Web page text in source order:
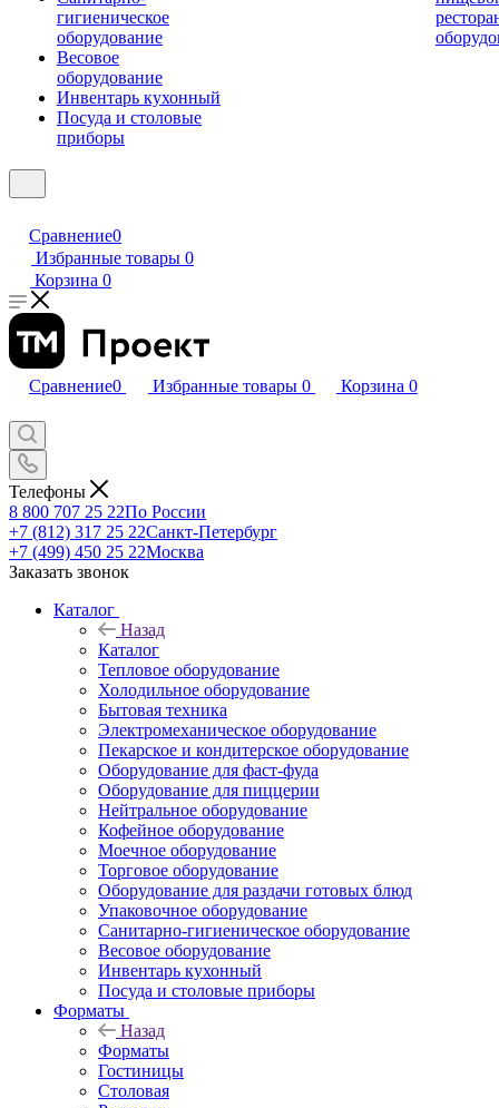
гигиеническое
оборудование
Весовое
оборудование
Инвентарь кухонный
Посуда и столовые
приборы
Сравнение0
Избранные товары 0
Корзина 0
Сравнение0 Избранные товары 0 Корзина 0
Телефоны
8 800 707 25 22По России
+7 (812) 317 25 22Санкт-Петербург
+7 (499) 450 25 22Москва
Заказать звонок
Каталог
Назад
Каталог
Тепловое оборудование
Холодильное оборудование
Бытовая техника
Электромеханическое оборудование
Пекарское и кондитерское оборудование
Оборудование для фаст-фуда
Оборудование для пиццерии
Нейтральное оборудование
Кофейное оборудование
Моечное оборудование
Торговое оборудование
Оборудование для раздачи готовых блюд
Упаковочное оборудование
Санитарно-гигиеническое оборудование
Весовое оборудование
Инвентарь кухонный
Посуда и столовые приборы
Форматы
Назад
Форматы
Гостиницы
Столовая